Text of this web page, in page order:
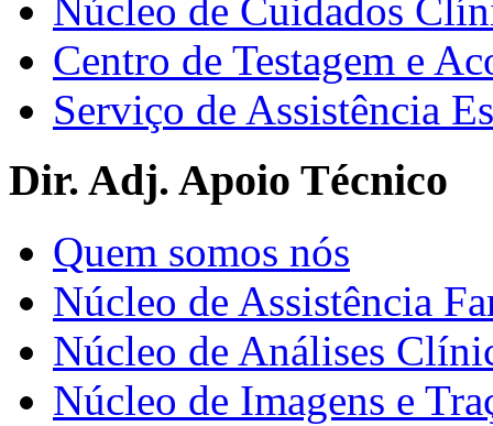
Núcleo de Cuidados
Centro de Testagem e
Serviço de Assistência
Dir. Adj. Apoio Técnico
Quem somos nós
Núcleo de Assistência
Núcleo de Análises
Núcleo de Imagens e